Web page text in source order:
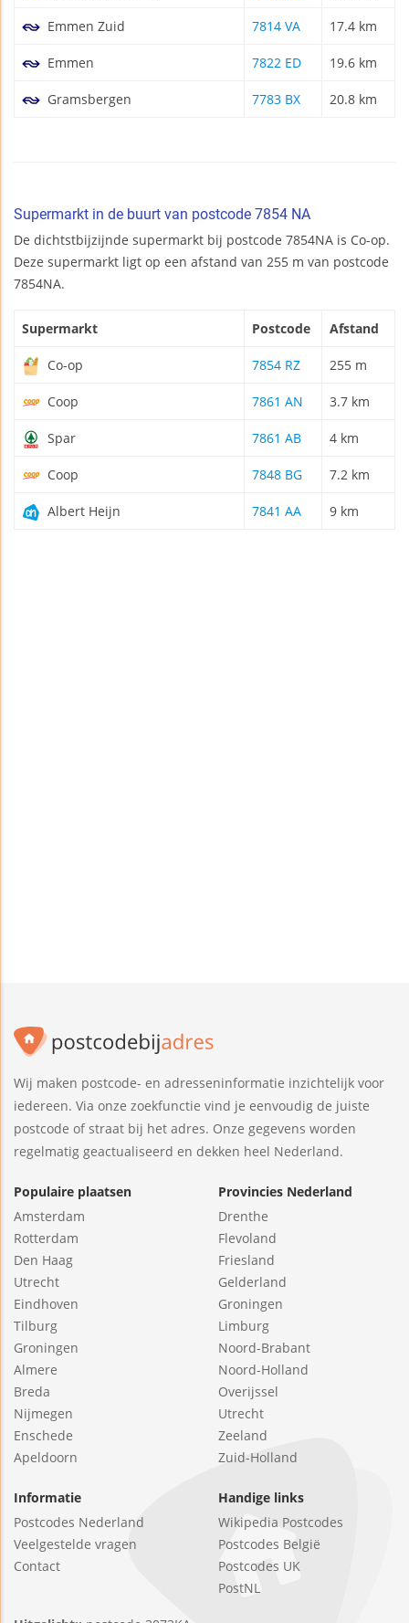
Emmen Zuid 7814 VA 17.4 km
Emmen 7822 ED 19.6 km
Gramsbergen 7783 BX 20.8 km
Supermarkt in de buurt van postcode 7854 NA
De dichtstbijzijnde supermarkt bij postcode 7854NA is Co-op.
Deze supermarkt ligt op een afstand van 255 m van postcode
7854NA.
Supermarkt Postcode Afstand
Co-op 7854 RZ 255 m
Coop 7861 AN 3.7 km
Spar 7861 AB 4 km
Coop 7848 BG 7.2 km
Albert Heijn 7841 AA 9 km
Wij maken postcode- en adresseninformatie inzichtelijk voor
iedereen. Via onze zoekfunctie vind je eenvoudig de juiste
postcode of straat bij het adres. Onze gegevens worden
regelmatig geactualiseerd en dekken heel Nederland.
Populaire plaatsen
Amsterdam
Rotterdam
Den Haag
Utrecht
Eindhoven
Tilburg
Groningen
Almere
Breda
Nijmegen
Enschede
Apeldoorn
Provincies Nederland
Drenthe
Flevoland
Friesland
Gelderland
Groningen
Limburg
Noord-Brabant
Noord-Holland
Overijssel
Utrecht
Zeeland
Zuid-Holland
Informatie
Postcodes Nederland
Veelgestelde vragen
Contact
Handige links
Wikipedia Postcodes
Postcodes België
Postcodes UK
PostNL